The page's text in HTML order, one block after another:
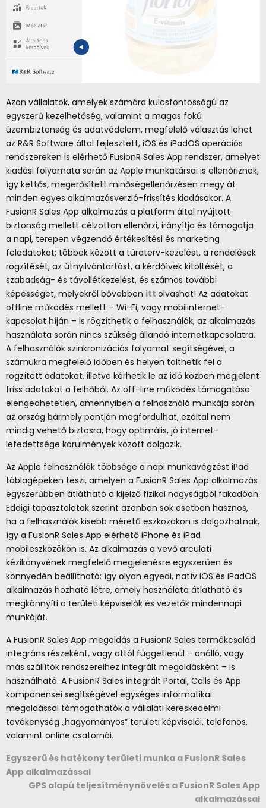
Azon vállalatok, amelyek számára kulcsfontosságú az
egyszerű kezelhetőség, valamint a magas fokú
üzembiztonság és adatvédelem, megfelelő választás lehet
az R&R Software által fejlesztett, iOS és iPadOS operációs
rendszereken is elérhető FusionR Sales App rendszer, amelyet
kiadási folyamata során az Apple munkatársai is ellenőriznek,
így kettős, megerősített minőségellenőrzésen megy át
minden egyes alkalmazásverzió-frissítés kiadásakor. A
FusionR Sales App alkalmazás a platform által nyújtott
biztonság mellett célzottan ellenőrzi, irányítja és támogatja
a napi, terepen végzendő értékesítési és marketing
feladatokat; többek között a túraterv-kezelést, a rendelések
rögzítését, az útnyilvántartást, a kérdőívek kitöltését, a
szabadság- és távollétkezelést, és számos további
képességet, melyekről bővebben itt olvashat! Az adatokat
offline működés mellett – Wi-Fi, vagy mobilinternet-
kapcsolat híján – is rögzíthetik a felhasználók, az alkalmazás
használata során nincs szükség állandó internetkapcsolatra.
A felhasználók szinkronizációs folyamat segítségével, a
számukra megfelelő időben és helyen tölthetik fel a
rögzített adatokat, illetve kérhetik le az idő közben megjelent
friss adatokat a felhőből. Az off-line működés támogatása
elengedhetetlen, amennyiben a felhasználó munkája során
az ország bármely pontján megfordulhat, ezáltal nem
mindig vehető biztosra, hogy optimális, jó internet-
lefedettsége körülmények között dolgozik.
Az Apple felhasználók többsége a napi munkavégzést iPad
táblagépeken teszi, amelyen a FusionR Sales App alkalmazás
egyszerűbben átlátható a kijelző fizikai nagyságból fakadóan.
Eddigi tapasztalatok szerint azonban sok esetben hasznos,
ha a felhasználók kisebb méretű eszközökön is dolgozhatnak,
így a FusionR Sales App elérhető iPhone és iPad
mobileszközökön is. Az alkalmazás a vevő arculati
kézikönyvének megfelelő megjelenésre egyszerűen és
könnyedén beállítható: így olyan egyedi, natív iOS és iPadOS
alkalmazás hozható létre, amely használata átlátható és
megkönnyíti a területi képviselők és vezetők mindennapi
munkáját.
A FusionR Sales App megoldás a FusionR Sales termékcsalád
integráns részeként, vagy attól függetlenül – önálló, vagy
más szállítók rendszereihez integrált megoldásként – is
használható. A FusionR Sales integrált Portal, Calls és App
komponensei segítségével egységes informatikai
megoldással támogathatók a vállalati kereskedelmi
tevékenység „hagyományos” területi képviselői, telefonos,
valamint online csatornái.
Egyszerű és hatékony területi munka a FusionR Sales
App alkalmazással
GPS alapú teljesítménynövelés a FusionR Sales App
alkalmazással